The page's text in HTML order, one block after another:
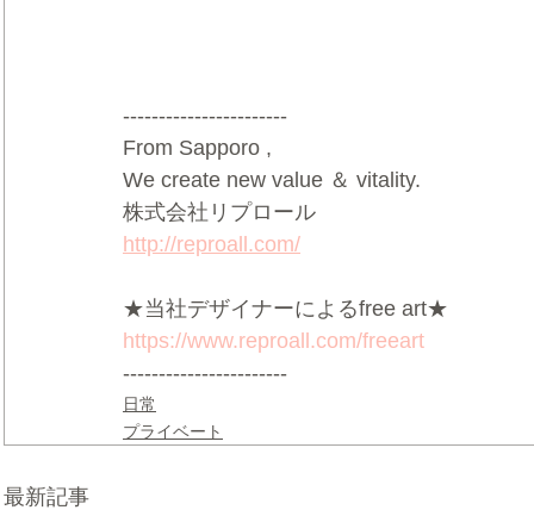
-----------------------
From Sapporo ,
We create new value ＆ vitality.
株式会社リプロール
http://reproall.com/
★当社デザイナーによるfree art★
https://www.reproall.com/freeart
-----------------------
日常
プライベート
最新記事